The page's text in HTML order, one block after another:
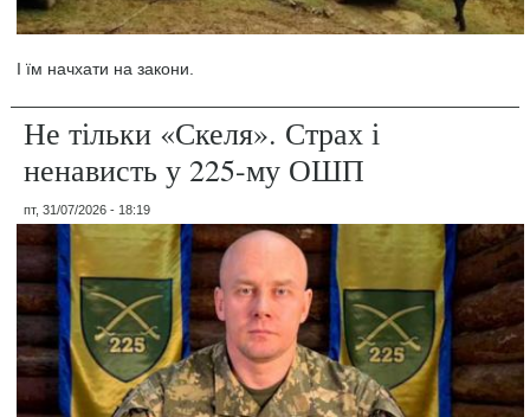
І їм начхати на закони.
Не тільки «Скеля». Страх і
ненависть у 225-му ОШП
пт, 31/07/2026 - 18:19